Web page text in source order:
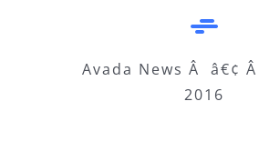
Avada News Â â€¢
2016